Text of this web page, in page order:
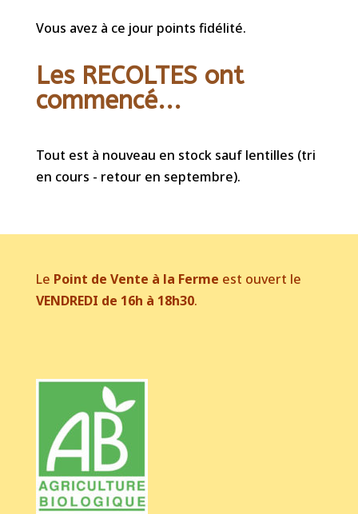
Vous avez à ce jour points fidélité.
Les RECOLTES ont
commencé...
Tout est à nouveau en stock sauf lentilles (tri
en cours - retour en septembre).
Le Point de Vente à la Ferme est ouvert le
VENDREDI de 16h à 18h30.